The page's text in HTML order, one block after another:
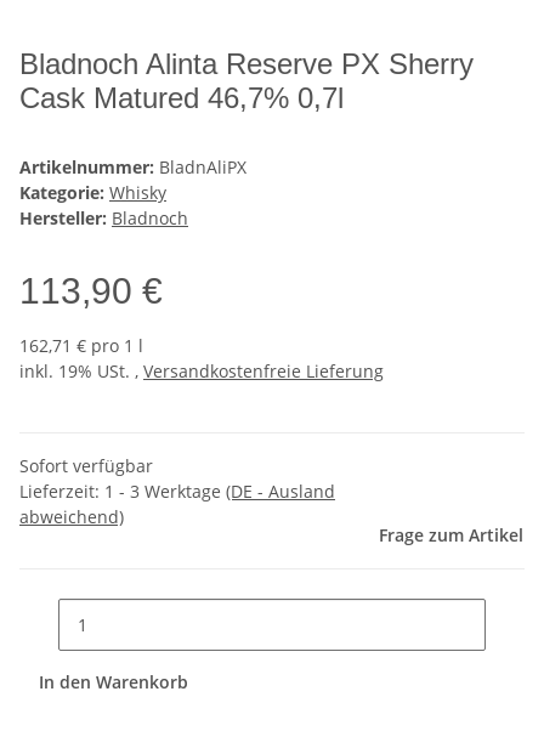
Bladnoch Alinta Reserve PX Sherry
Cask Matured 46,7% 0,7l
Artikelnummer: BladnAliPX
Kategorie: Whisky
Hersteller: Bladnoch
113,90 €
162,71 € pro 1 l
inkl. 19% USt. , Versandkostenfreie Lieferung
Sofort verfügbar
Lieferzeit: 1 - 3 Werktage (DE - Ausland
abweichend)
Frage zum Artikel
In den Warenkorb